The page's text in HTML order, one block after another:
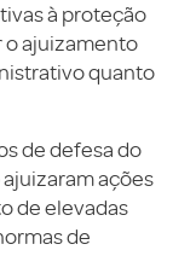
à proteção
o ajuizamento
quanto
de defesa do
ações
de elevadas
de